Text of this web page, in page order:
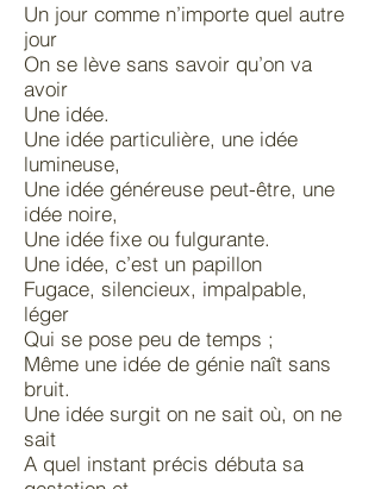
Un jour comme n’importe quel autre
jour
On se lève sans savoir qu’on va
avoir
Une idée.
Une idée particulière, une idée
lumineuse,
Une idée généreuse peut-être, une
idée noire,
Une idée fixe ou fulgurante.
Une idée, c’est un papillon
Fugace, silencieux, impalpable,
léger
Qui se pose peu de temps ;
Même une idée de génie naît sans
bruit.
Une idée surgit on ne sait où, on ne
sait
A quel instant précis débuta sa